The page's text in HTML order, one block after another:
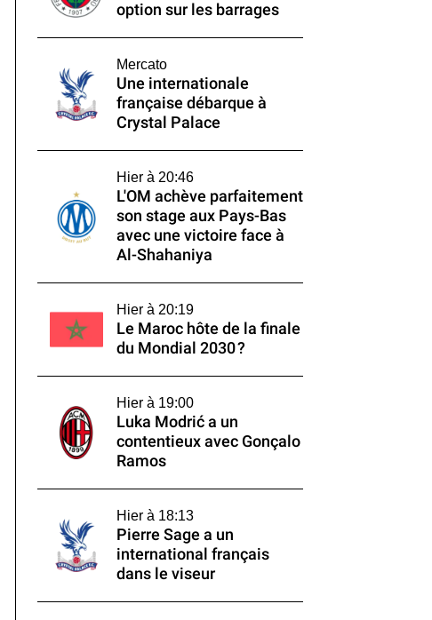
option sur les barrages
Mercato
Une internationale
française débarque à
Crystal Palace
Hier à 20:46
L'OM achève parfaitement
son stage aux Pays-Bas
avec une victoire face à
Al-Shahaniya
Hier à 20:19
Le Maroc hôte de la finale
du Mondial 2030 ?
Hier à 19:00
Luka Modrić a un
contentieux avec Gonçalo
Ramos
Hier à 18:13
Pierre Sage a un
international français
dans le viseur